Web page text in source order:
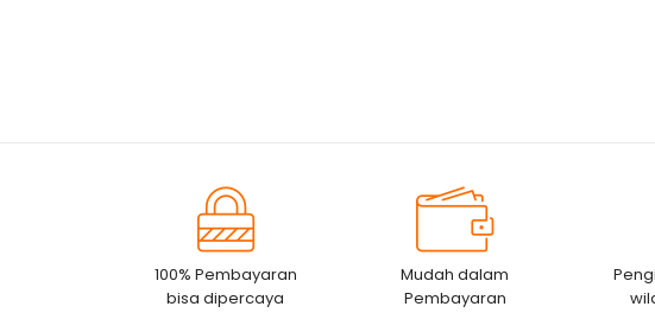
100% Pembayaran
bisa dipercaya
Mudah dalam
Pembayaran